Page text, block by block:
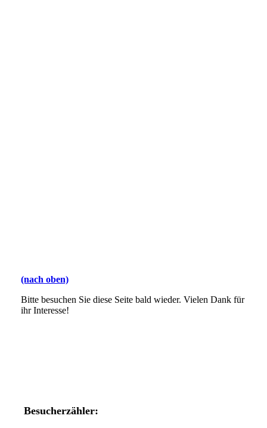
(nach oben)
Bitte besuchen Sie diese Seite bald wieder. Vielen Dank für
ihr Interesse!
Besucherzähler: